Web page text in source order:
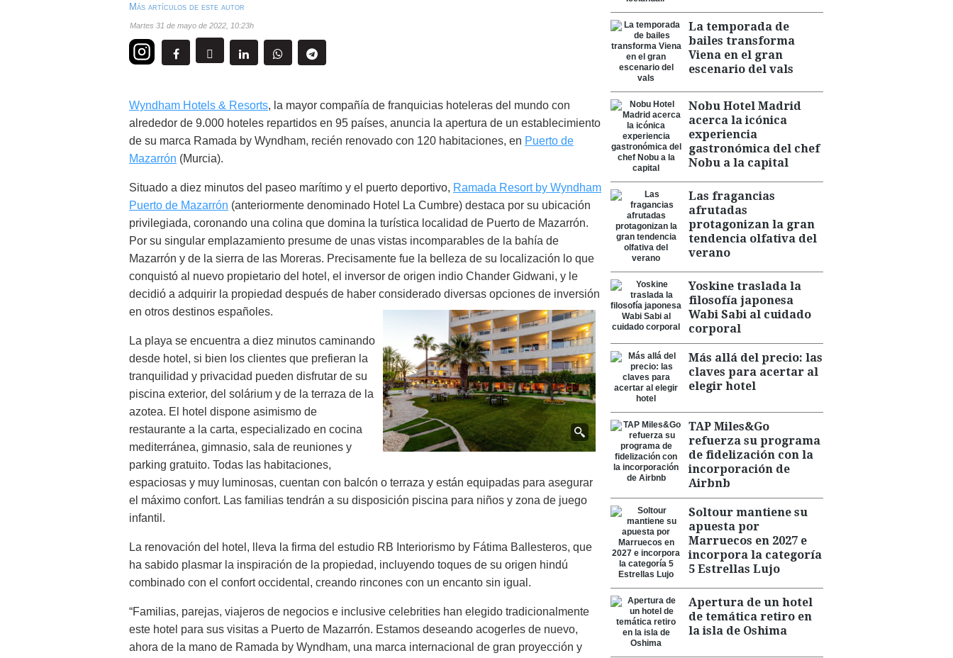
Más artículos de este autor
martes 31 de mayo de 2022 10:23h
Wyndham Hotels & Resorts, la mayor compañía de franquicias hoteleras del mundo con
alrededor de 9.000 hoteles repartidos en 95 países, anuncia la apertura de un establecimiento
de su marca Ramada by Wyndham, recién renovado con 120 habitaciones, en Puerto de
Mazarrón (Murcia).
Situado a diez minutos del paseo marítimo y el puerto deportivo, Ramada Resort by Wyndham
Puerto de Mazarrón (anteriormente denominado Hotel La Cumbre) destaca por su ubicación
privilegiada, coronando una colina que domina la turística localidad de Puerto de Mazarrón.
Por su singular emplazamiento presume de unas vistas incomparables de la bahía de
Mazarrón y de la sierra de las Moreras. Precisamente fue la belleza de su localización lo que
conquistó al nuevo propietario del hotel, el inversor de origen indio Chander Gidwani, y le
decidió a adquirir la propiedad después de haber considerado diversas opciones de inversión
en otros destinos españoles.
La playa se encuentra a diez minutos caminando
desde hotel, si bien los clientes que prefieran la
tranquilidad y privacidad pueden disfrutar de su
piscina exterior, del solárium y de la terraza de la
azotea. El hotel dispone asimismo de
restaurante a la carta, especializado en cocina
mediterránea, gimnasio, sala de reuniones y
parking gratuito. Todas las habitaciones,
espaciosas y muy luminosas, cuentan con balcón o terraza y están equipadas para asegurar
el máximo confort. Las familias tendrán a su disposición piscina para niños y zona de juego
infantil.
La renovación del hotel, lleva la firma del estudio RB Interiorismo by Fátima Ballesteros, que
ha sabido plasmar la inspiración de la propiedad, incluyendo toques de su origen hindú
combinado con el confort occidental, creando rincones con un encanto sin igual.
“Familias, parejas, viajeros de negocios e inclusive celebrities han elegido tradicionalmente
este hotel para sus visitas a Puerto de Mazarrón. Estamos deseando acogerles de nuevo,
ahora de la mano de Ramada by Wyndham, una marca internacional de gran proyección y
La temporada de
bailes transforma
Viena en el gran
escenario del vals
Nobu Hotel Madrid
acerca la icónica
experiencia
gastronómica del chef
Nobu a la capital
Las fragancias
afrutadas
protagonizan la gran
tendencia olfativa del
verano
Yoskine traslada la
filosofía japonesa
Wabi Sabi al cuidado
corporal
Más allá del precio: las
claves para acertar al
elegir hotel
TAP Miles&Go
refuerza su programa
de fidelización con la
incorporación de
Airbnb
Soltour mantiene su
apuesta por
Marruecos en 2027 e
incorpora la categoría
5 Estrellas Lujo
Apertura de un hotel
de temática retiro en
la isla de Oshima